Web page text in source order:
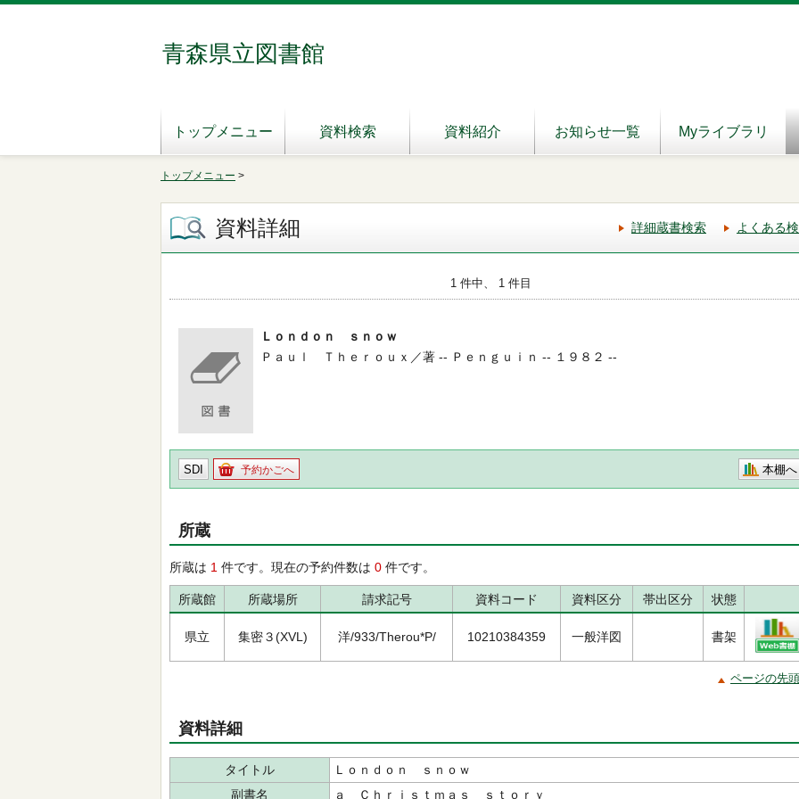
青森県立図書館
トップメニュー 資料検索 資料紹介 お知らせ一覧 Myライブラリ
トップメニュー >
資料詳細 詳細蔵書検索 よくある
1 件中、 1 件目
Ｌｏｎｄｏｎ ｓｎｏｗ
Ｐａｕｌ Ｔｈｅｒｏｕｘ／著 -- Ｐｅｎｇｕｉｎ -- １９８２ --
SDI 予約かごへ 本棚へ
所蔵
所蔵は 1 件です。現在の予約件数は 0 件です。
所蔵館 所蔵場所 請求記号 資料コード 資料区分 帯出区分 状態
県立 集密３(XVL) 洋/933/Therou*P/ 10210384359 一般洋図 書架
ページの先
資料詳細
タイトル
Ｌｏｎｄｏｎ ｓｎｏｗ
副書名
ａ Ｃｈｒｉｓｔｍａｓ ｓｔｏｒｙ